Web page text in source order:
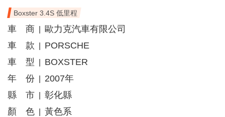
Boxster 3.4S 低里程
車 商
歐力克汽車有限公司
車 款
PORSCHE
車 型
BOXSTER
年 份
2007年
縣 市
彰化縣
顏 色
黃色系